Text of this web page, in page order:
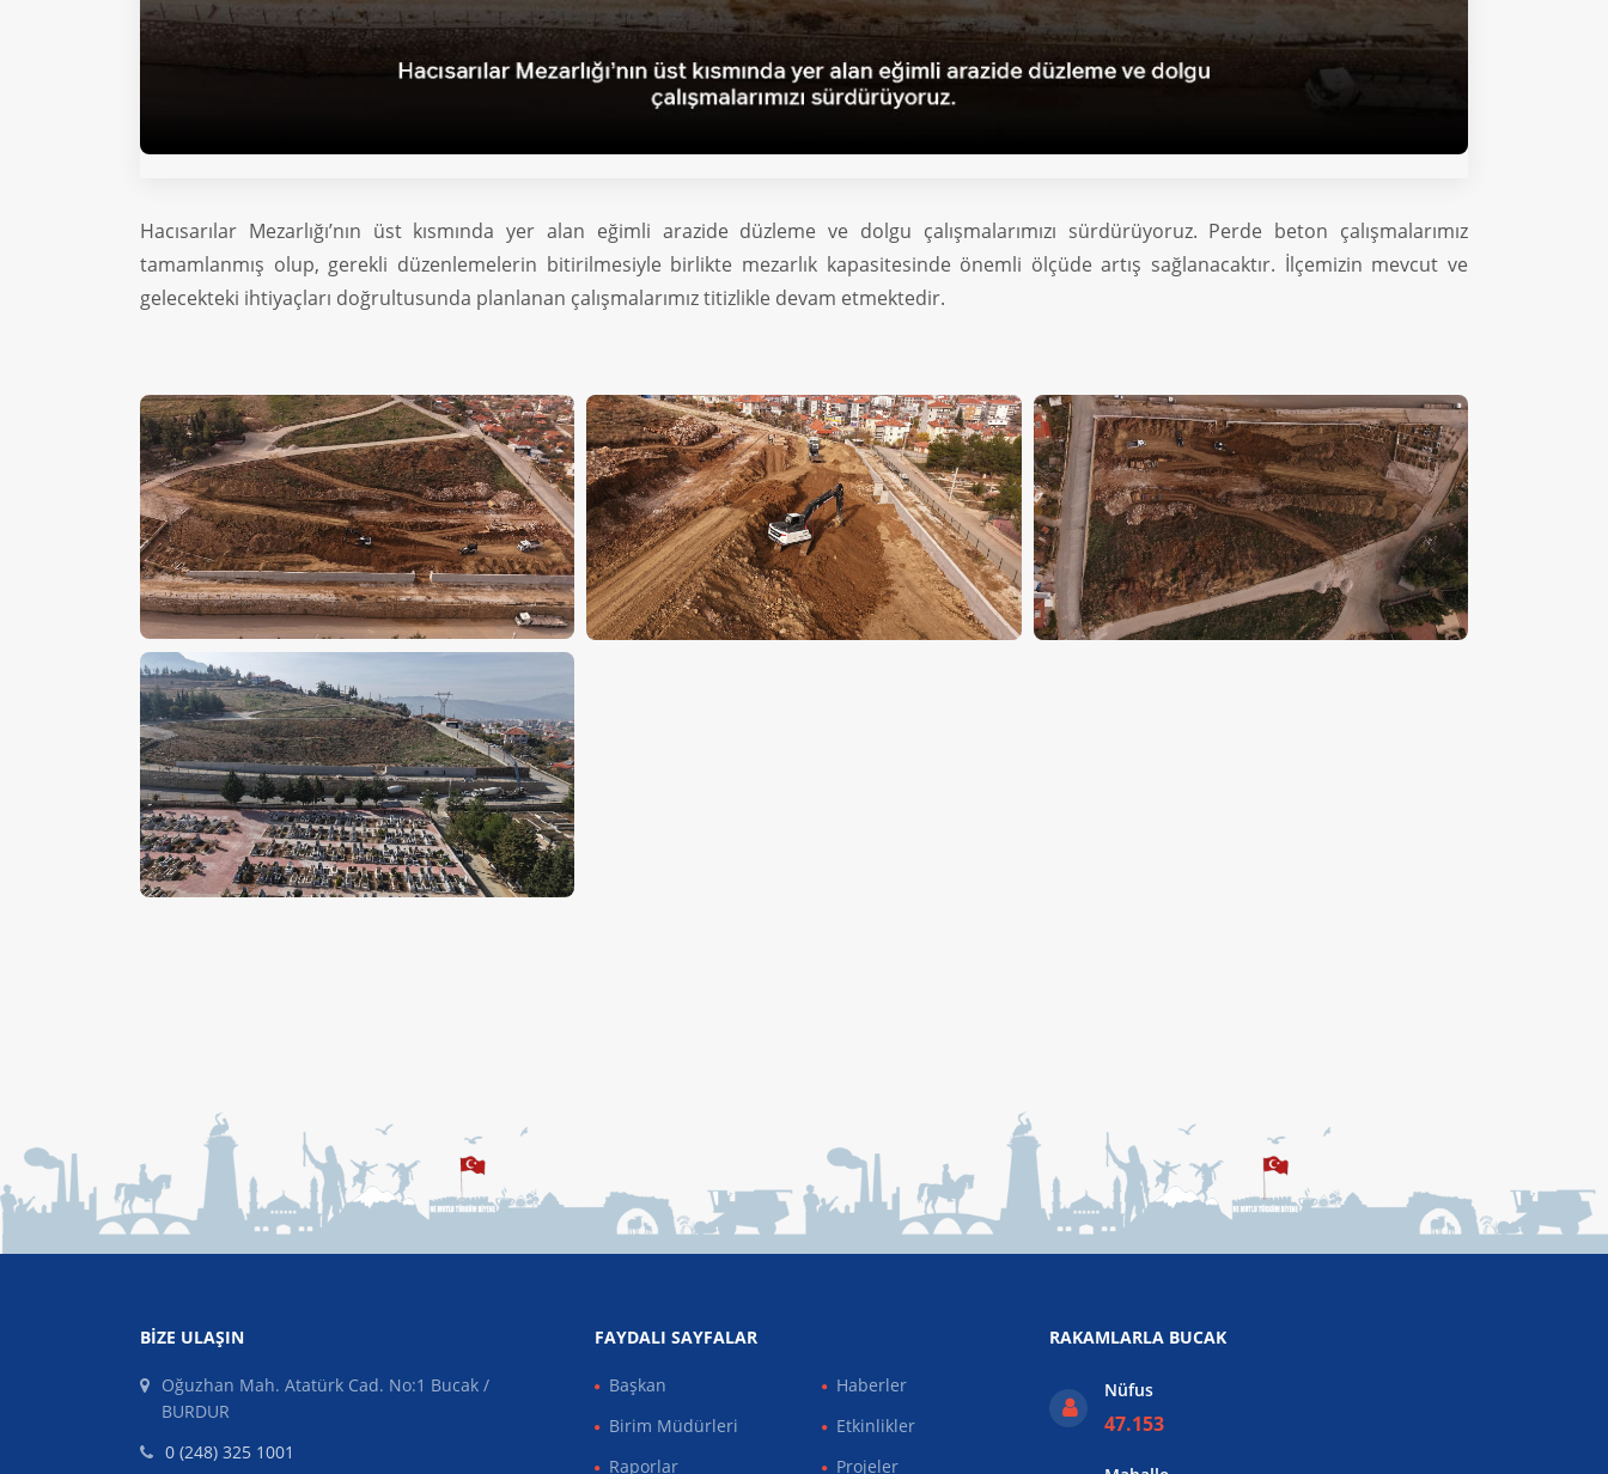
Hacısarılar Mezarlığı’nın üst kısmında yer alan eğimli arazide düzleme ve dolgu çalışmalarımızı sürdürüyoruz. Perde beton çalışmalarımız
tamamlanmış olup, gerekli düzenlemelerin bitirilmesiyle birlikte mezarlık kapasitesinde önemli ölçüde artış sağlanacaktır. İlçemizin mevcut ve
gelecekteki ihtiyaçları doğrultusunda planlanan çalışmalarımız titizlikle devam etmektedir.
BIZE ULAŞIN
Oğuzhan Mah. Atatürk Cad. No:1 Bucak /
BURDUR
0 (248) 325 1001
FAYDALI SAYFALAR
Başkan
Birim Müdürleri
Raporlar
Haberler
Etkinlikler
Projeler
RAKAMLARLA BUCAK
Nüfus
47.153